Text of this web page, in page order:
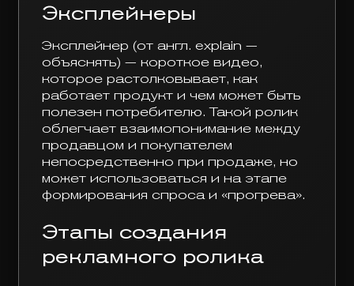
Эксплейнеры
Эксплейнер (от англ. explain —
объяснять) — короткое видео,
которое растолковывает, как
работает продукт и чем может быть
полезен потребителю. Такой ролик
облегчает взаимопонимание между
продавцом и покупателем
непосредственно при продаже, но
может использоваться и на этапе
формирования спроса и «прогрева».
Этапы создания
рекламного ролика